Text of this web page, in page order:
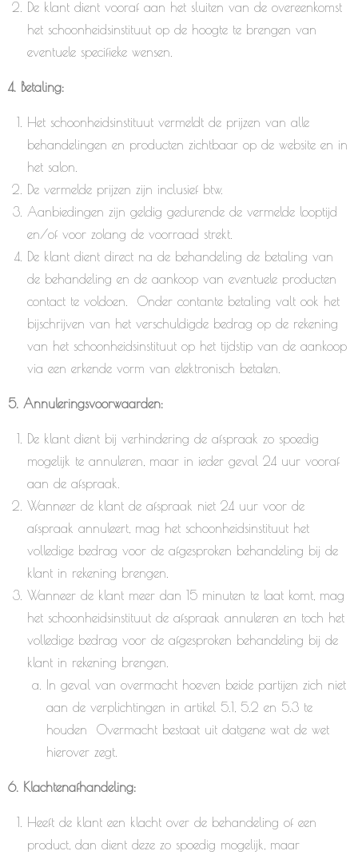
De klant dient vooraf aan het sluiten van de overeenkomst
het schoonheidsinstituut op de hoogte te brengen van
eventuele specifieke wensen.
4. Betaling:
Het schoonheidsinstituut vermeldt de prijzen van alle
behandelingen en producten zichtbaar op de website en in
het salon.
De vermelde prijzen zijn inclusief btw.
Aanbiedingen zijn geldig gedurende de vermelde looptijd
en/of voor zolang de voorraad strekt.
De klant dient direct na de behandeling de betaling van
de behandeling en de aankoop van eventuele producten
contact te voldoen. Onder contante betaling valt ook het
bijschrijven van het verschuldigde bedrag op de rekening
van het schoonheidsinstituut op het tijdstip van de aankoop
via een erkende vorm van elektronisch betalen.
5. Annuleringsvoorwaarden:
De klant dient bij verhindering de afspraak zo spoedig
mogelijk te annuleren, maar in ieder geval 24 uur vooraf
aan de afspraak.
Wanneer de klant de afspraak niet 24 uur voor de
afspraak annuleert, mag het schoonheidsinstituut het
volledige bedrag voor de afgesproken behandeling bij de
klant in rekening brengen.
Wanneer de klant meer dan 15 minuten te laat komt, mag
het schoonheidsinstituut de afspraak annuleren en toch het
volledige bedrag voor de afgesproken behandeling bij de
klant in rekening brengen.
In geval van overmacht hoeven beide partijen zich niet
aan de verplichtingen in artikel 5.1, 5.2 en 5.3 te
houden Overmacht bestaat uit datgene wat de wet
hierover zegt.
6. Klachtenafhandeling:
Heeft de klant een klacht over de behandeling of een
product, dan dient deze zo spoedig mogelijk, maar